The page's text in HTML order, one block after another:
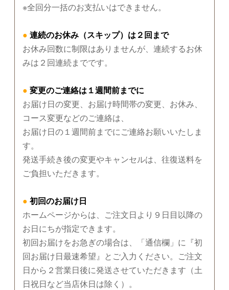
※全回分一括のお支払いはできません。
● 連続のお休み（スキップ）は２回まで
お休み回数に制限はありませんが、連続するお休
みは２回連続までです。
● 変更のご連絡は１週間前までに
お届け日の変更、お届け時間帯の変更、お休み、
コース変更などのご連絡は、
お届け日の１週間前までにご連絡お願いいたしま
す。
発送手続き後の変更やキャンセルは、往復送料を
ご負担いただきます。
● 初回のお届け日
ホームページからは、ご注文日より９日目以降の
お日にちが指定できます。
初回お届けをお急ぎの場合は、「通信欄」に『初
回お届け日最速希望』とご入力ください。ご注文
日から２営業日後に発送させていただきます（土
日祝日など当店休日は除く）。